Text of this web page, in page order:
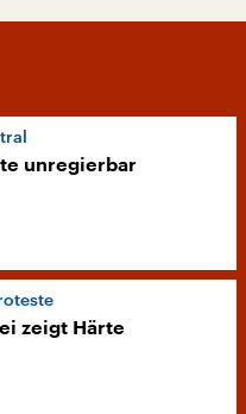
unregierbar
zeigt Härte